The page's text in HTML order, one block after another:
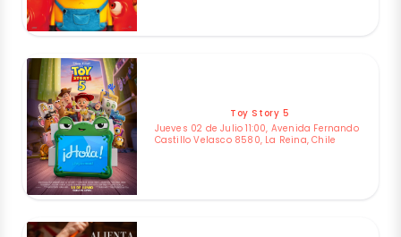
Toy Story 5
Jueves 02 de Julio 11:00, Avenida Fernando
Castillo Velasco 8580, La Reina, Chile